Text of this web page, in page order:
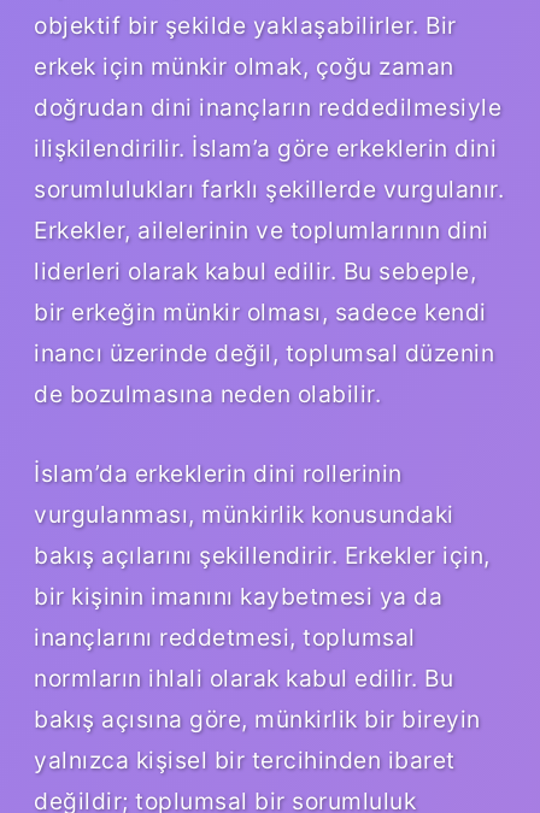
objektif bir şekilde yaklaşabilirler. Bir
erkek için münkir olmak, çoğu zaman
doğrudan dini inançların reddedilmesiyle
ilişkilendirilir. İslam’a göre erkeklerin dini
sorumlulukları farklı şekillerde vurgulanır.
Erkekler, ailelerinin ve toplumlarının dini
liderleri olarak kabul edilir. Bu sebeple,
bir erkeğin münkir olması, sadece kendi
inancı üzerinde değil, toplumsal düzenin
de bozulmasına neden olabilir.
İslam’da erkeklerin dini rollerinin
vurgulanması, münkirlik konusundaki
bakış açılarını şekillendirir. Erkekler için,
bir kişinin imanını kaybetmesi ya da
inançlarını reddetmesi, toplumsal
normların ihlali olarak kabul edilir. Bu
bakış açısına göre, münkirlik bir bireyin
yalnızca kişisel bir tercihinden ibaret
değildir; toplumsal bir sorumluluk